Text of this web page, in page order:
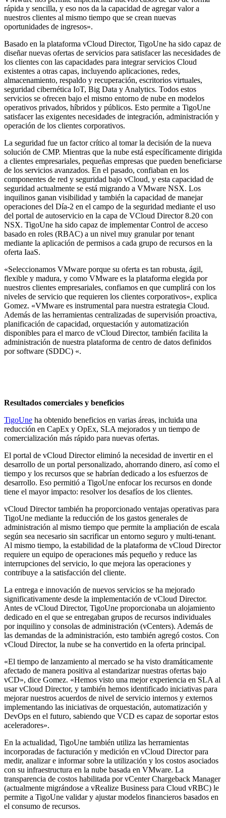
rápida y sencilla, y eso nos da la capacidad de agregar valor a
nuestros clientes al mismo tiempo que se crean nuevas
oportunidades de ingresos».
Basado en la plataforma vCloud Director, TigoUne ha sido capaz de
diseñar nuevas ofertas de servicios para satisfacer las necesidades de
los clientes con las capacidades para integrar servicios Cloud
existentes a otras capas, incluyendo aplicaciones, redes,
almacenamiento, respaldo y recuperación, escritorios virtuales,
seguridad cibernética IoT, Big Data y Analytics. Todos estos
servicios se ofrecen bajo el mismo entorno de nube en modelos
operativos privados, híbridos y públicos. Esto permite a TigoUne
satisfacer las exigentes necesidades de integración, administración y
operación de los clientes corporativos.
La seguridad fue un factor crítico al tomar la decisión de la nueva
solución de CMP. Mientras que la nube está específicamente dirigida
a clientes empresariales, pequeñas empresas que pueden beneficiarse
de los servicios avanzados. En el pasado, confiaban en los
componentes de red y seguridad bajo vCloud, y esta capacidad de
seguridad actualmente se está migrando a VMware NSX. Los
inquilinos ganan visibilidad y también la capacidad de manejar
operaciones del Día-2 en el campo de la seguridad mediante el uso
del portal de autoservicio en la capa de VCloud Director 8.20 con
NSX. TigoUne ha sido capaz de implementar Control de acceso
basado en roles (RBAC) a un nivel muy granular por tenant
mediante la aplicación de permisos a cada grupo de recursos en la
oferta IaaS.
«Seleccionamos VMware porque su oferta es tan robusta, ágil,
flexible y madura, y como VMware es la plataforma elegida por
nuestros clientes empresariales, confiamos en que cumplirá con los
niveles de servicio que requieren los clientes corporativos», explica
Gomez. «VMware es instrumental para nuestra estrategia Cloud.
Además de las herramientas centralizadas de supervisión proactiva,
planificación de capacidad, orquestación y automatización
disponibles para el marco de vCloud Director, también facilita la
administración de nuestra plataforma de centro de datos definidos
por software (SDDC) «.
Resultados comerciales y beneficios
TigoUne ha obtenido beneficios en varias áreas, incluida una
reducción en CapEx y OpEx, SLA mejorados y un tiempo de
comercialización más rápido para nuevas ofertas.
El portal de vCloud Director eliminó la necesidad de invertir en el
desarrollo de un portal personalizado, ahorrando dinero, así como el
tiempo y los recursos que se habrían dedicado a los esfuerzos de
desarrollo. Eso permitió a TigoUne enfocar los recursos en donde
tiene el mayor impacto: resolver los desafíos de los clientes.
vCloud Director también ha proporcionado ventajas operativas para
TigoUne mediante la reducción de los gastos generales de
administración al mismo tiempo que permite la ampliación de escala
según sea necesario sin sacrificar un entorno seguro y multi-tenant.
Al mismo tiempo, la estabilidad de la plataforma de vCloud Director
requiere un equipo de operaciones más pequeño y reduce las
interrupciones del servicio, lo que mejora las operaciones y
contribuye a la satisfacción del cliente.
La entrega e innovación de nuevos servicios se ha mejorado
significativamente desde la implementación de vCloud Director.
Antes de vCloud Director, TigoUne proporcionaba un alojamiento
dedicado en el que se entregaban grupos de recursos individuales
por inquilino y consolas de administración (vCenters). Además de
las demandas de la administración, esto también agregó costos. Con
vCloud Director, la nube se ha convertido en la oferta principal.
«El tiempo de lanzamiento al mercado se ha visto dramáticamente
afectado de manera positiva al estandarizar nuestras ofertas bajo
vCD», dice Gomez. «Hemos visto una mejor experiencia en SLA al
usar vCloud Director, y también hemos identificado iniciativas para
mejorar nuestros acuerdos de nivel de servicio internos y externos
implementando las iniciativas de orquestación, automatización y
DevOps en el futuro, sabiendo que VCD es capaz de soportar estos
aceleradores».
En la actualidad, TigoUne también utiliza las herramientas
incorporadas de facturación y medición en vCloud Director para
medir, analizar e informar sobre la utilización y los costos asociados
con su infraestructura en la nube basada en VMware. La
transparencia de costos habilitada por vCenter Chargeback Manager
(actualmente migrándose a vRealize Business para Cloud vRBC) le
permite a TigoUne validar y ajustar modelos financieros basados ​​en
el consumo de recursos.